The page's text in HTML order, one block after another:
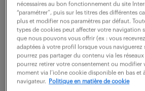
production et serez en charge de
opérationnelle pour garantir la
plannings de fabrication. Vos
voir l'offre
nécessaires au bon fonctionnement du site
“paramétrer”, puis sur les titres des différentes
plus et modifier nos paramètres par défaut.
types de cookies peut affecter votre navigation
que nous pouvons vous offrir (ex : vous
adaptées à votre profil lorsque vous naviguerez
pourrez pas partager du contenu via les
pourrez retirer votre consentement ou modifier
moment via l’icône cookie disponible en bas et
navigateur.
Politique en matière de cookie